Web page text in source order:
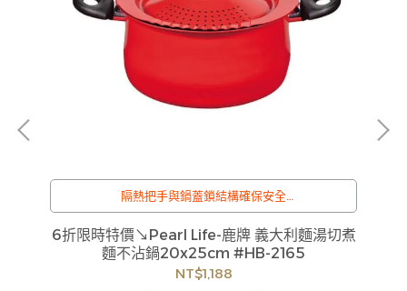
隔熱把手與鍋蓋鎖結構確保安全
/
訂購注意事項 :
商品流動性快且多個平台共用庫存，偶有下單後缺貨
情形，客服人員將立即與您聯繫交期或更換商品，如
無法出貨，本公司將有權取消訂單，造成不便尚請見
6折限時特價↘Pearl Life-鹿牌 義大利麵湯切煮
麵不沾鍋20x25cm #HB-2165
NT$1,188